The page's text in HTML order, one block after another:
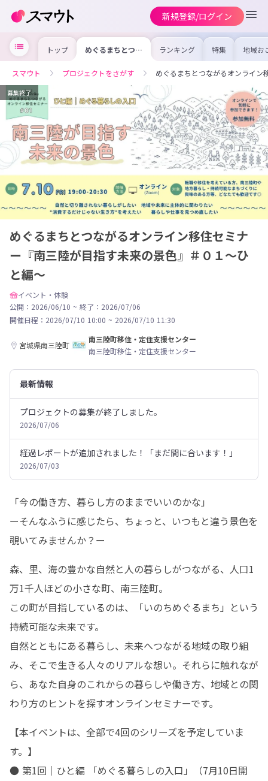
新規登録/ログイン
トップ めぐるまちとつな
がるオンライン移
陸が目指す未来の
景色』＃０１～ひ
ランキング 特集 地域お
の求
を集め
事内容
を比較
合っ
けよう
スマウト プロジェクトをさがす めぐるまちとつながるオンライン
募集終了
めぐるまちとつながるオンライン移住セミナ
ー『南三陸が目指す未来の景色』＃０１～ひ
と編～
イベント・体験
公開：2026/06/10 ~ 終了：2026/07/06
開催日程： 2026/07/10 10:00 ~ 2026/07/10 11:30
宮城県南三陸町
南三陸町移住・定住支援センター
南三陸町移住・定住支援センター
最新情報
プロジェクトの募集が終了しました。
2026/07/06
経過レポートが追加されました！「まだ間に合います！」
2026/07/03
「今の働き方、暮らし方のままでいいのかな」
ーそんなふうに感じたら、ちょっと、いつもと違う景色を
覗いてみませんか？ー
森、里、海の豊かな自然と人の暮らしがつながる、人口1
万1千人ほどの小さな町、南三陸町。
この町が目指しているのは、「いのちめぐるまち」という
持続可能な未来です。
自然とともにある暮らし、未来へつながる地域の取り組
み、そこで生きる人々のリアルな想い。それらに触れなが
ら、あなた自身のこれからの暮らしや働き方、地域との関
わり方のヒントを探すオンラインセミナーです。
【本イベントは、全部で4回のシリーズを予定していま
す。】
● 第1回｜ひと編 「めぐる暮らしの入口」（7月10日開